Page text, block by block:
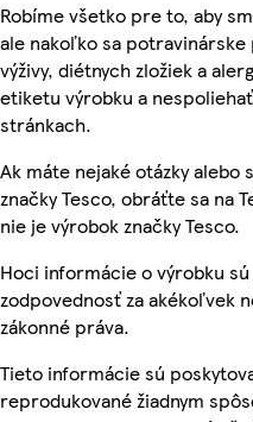
Robíme všetko pre to, aby
ale nakoľko sa
výživy, diétnych zložiek a
etiketu výrobku a
stránkach.
Ak máte nejaké otázky
značky Tesco, obráťte sa na
nie je výrobok značky Tesco.
Hoci informácie o výrobku
zodpovednosť za akékoľvek
zákonné práva.
Tieto informácie sú
reprodukované žiadnym